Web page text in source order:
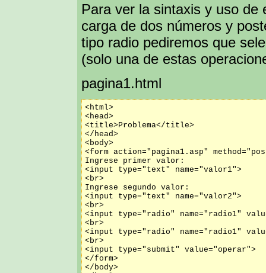
Para ver la sintaxis y uso de
carga de dos números y
tipo radio pediremos que
(solo una de estas
pagina1.html
<html>
<head>
<title>Problema</title>
</head>
<body>
<form action="pagina1.asp"
Ingrese primer valor:
<input type="text" name="valor1">
<br>
Ingrese segundo valor:
<input type="text" name="valor2">
<br>
<input type="radio" name="radio1"
<br>
<input type="radio" name="radio1"
<br>
<input type="submit" value="operar">
</form>
</body>